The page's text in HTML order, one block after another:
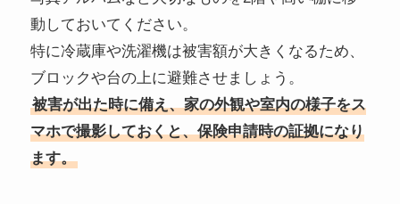
動しておいてください。
特に冷蔵庫や洗濯機は被害額が大きくなるため、
ブロックや台の上に避難させましょう。
被害が出た時に備え、家の外観や室内の様子をス
マホで撮影しておくと、保険申請時の証拠になり
ます。